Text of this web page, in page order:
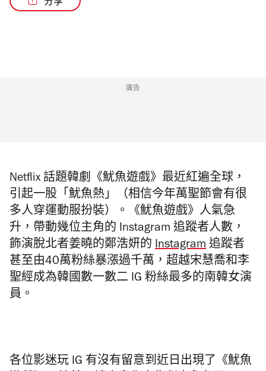
分享
廣告
Netflix 話題韓劇《魷魚遊戲》最近紅遍全球，
引起一股「魷魚熱」（相信今年萬聖節會有很
多人穿運動服扮裝）。《魷魚遊戲》人氣急
升，帶動幾位主角的 Instagram 追蹤者人數，
飾演脫北者姜曉的鄭浩妍的 Instagram 追蹤者
甚至由40萬粉絲暴漲過千萬，超越宋慧喬和李
聖經成為韓國數一數二 IG 粉絲最多的南韓女演
員。
各位影迷玩 IG 有沒有留意到近日出現了《魷魚